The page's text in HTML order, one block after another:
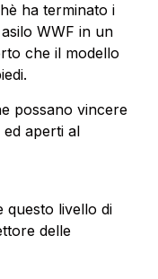
ha terminato i
WWF in un
che il modello
possano vincere
ed aperti al
questo livello di
delle